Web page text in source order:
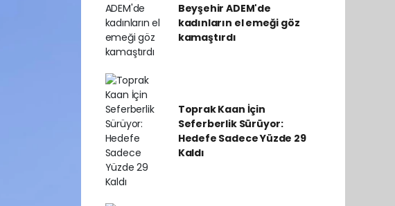
Beyşehir ADEM'de
kadınların el emeği göz
kamaştırdı
Toprak Kaan İçin
Seferberlik Sürüyor:
Hedefe Sadece Yüzde 29
Kaldı